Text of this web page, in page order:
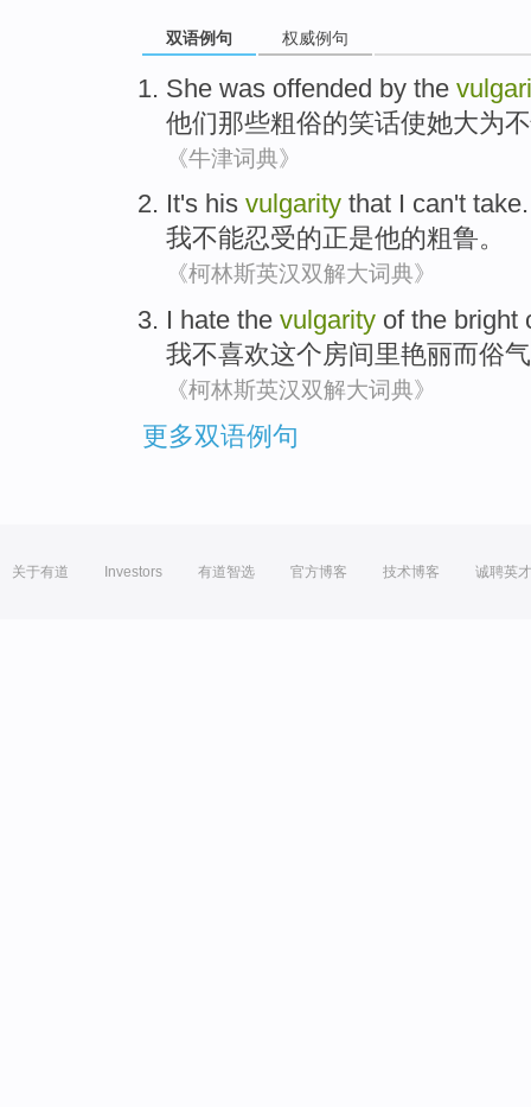
双语例句 权威例句
She was offended by the
他们那些粗俗的笑话使她大为
《牛津词典》
It's his vulgarity that I can't take.
我不能忍受的正是他的粗鲁。
《柯林斯英汉双解大词典》
I hate the vulgarity of the bright
我不喜欢这个房间里艳丽而俗气
《柯林斯英汉双解大词典》
更多双语例句
关于有道 Investors 有道智选 官方博客 技术博客 诚聘英才